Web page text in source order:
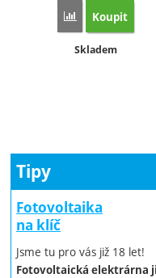
Přidat 'LED
Koupit
Dostupnost:
Skladem
Tipy
Fotovoltaika
na klíč
Jsme tu pro vás již 18 let!
Fotovoltaická elektrárna